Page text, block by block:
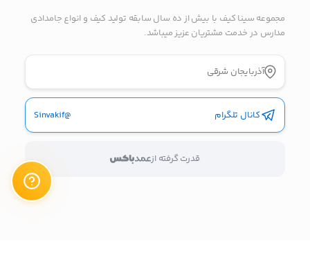
پیام در واتس‌اپ
صحت موارد ذکر شده بر عهده فرد آگهی دهنده می باشد.
مجموعه سینا کیف با بیش از ده سال سابقه تولید کیف و انواع جامدادی
مدارس در خدمت مشتریان عزیز میباشد.
آذربایجان شرقی
کانال تلگرام @Sinvakif
قدرت گرفته از